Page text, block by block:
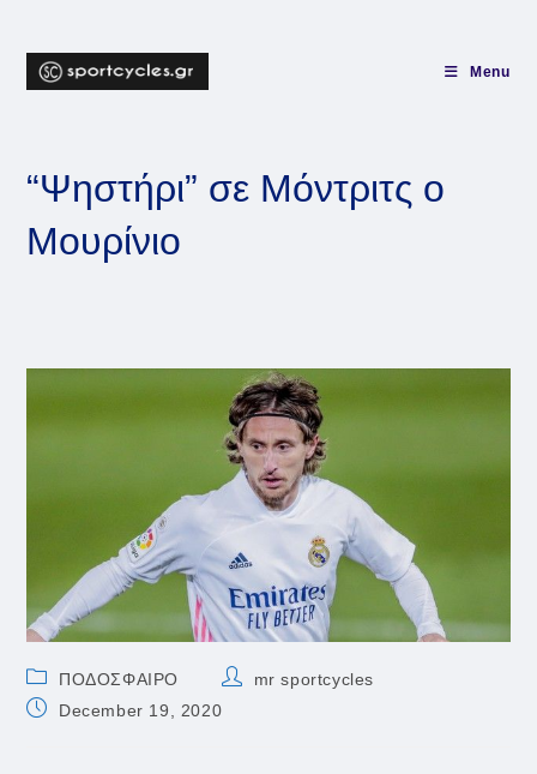
content
Menu
“Ψηστήρι” σε Μόντριτς ο
Μουρίνιο
Post
category:
ΠΟΔΟΣΦΑΙΡΟ
Postmr sportcycles
PostDecember 19, 2020